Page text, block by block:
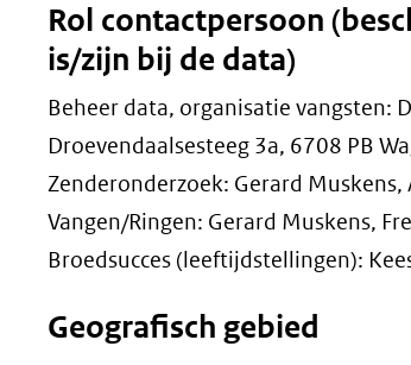
Rol contactpersoon
is/zijn bij de data)
Beheer data, organisatie vangsten:
Droevendaalsesteeg 3a, 6708 PB
Zenderonderzoek: Gerard Muskens,
Vangen/Ringen: Gerard Muskens,
Broedsucces (leeftijdstellingen):
Geografisch gebied